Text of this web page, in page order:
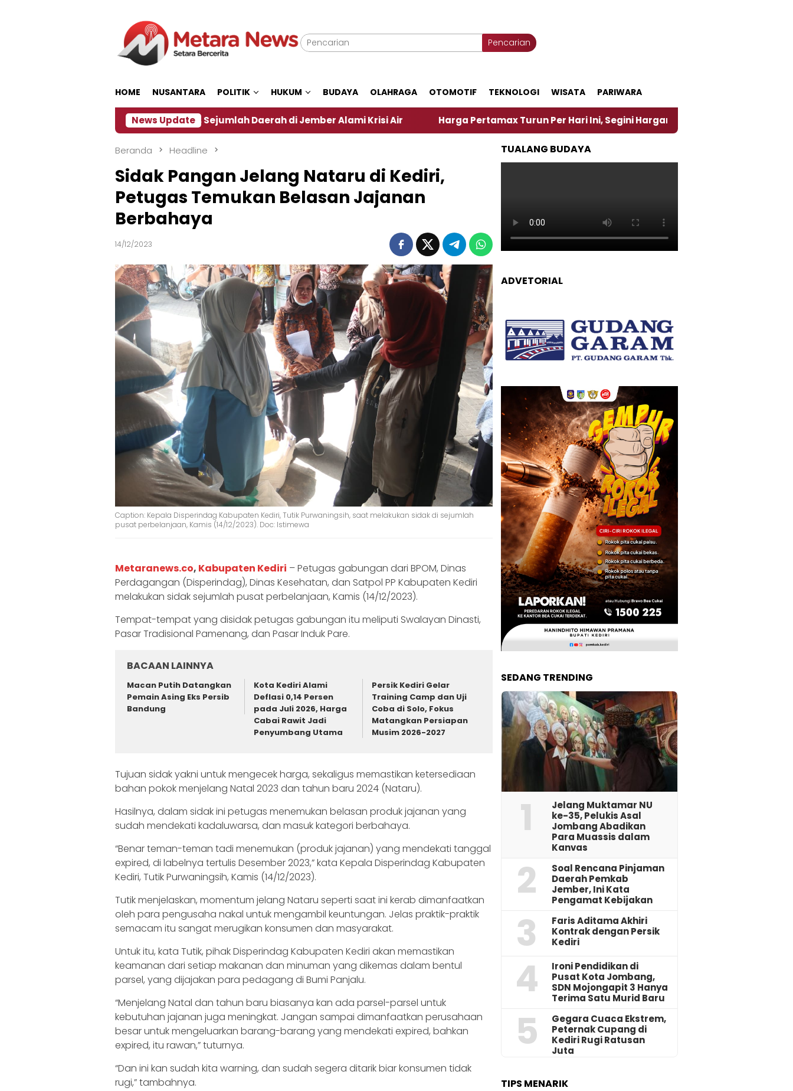
Pencarian
HOME NUSANTARA POLITIK HUKUM BUDAYA OLAHRAGA OTOMOTIF TEKNOLOGI WISATA PARIWARA
News Update
Dampak El Nino, Sejumlah Daerah di Jember Alami Krisi Air Harga Pertamax Turun Per Hari Ini, Segini Harganya ‎Nasirun Maestro Lukis
Beranda Headline
Sidak Pangan Jelang Nataru di Kediri,
Petugas Temukan Belasan Jajanan
Berbahaya
14/12/2023
Caption: Kepala Disperindag Kabupaten Kediri, Tutik Purwaningsih, saat melakukan sidak di sejumlah
pusat perbelanjaan, Kamis (14/12/2023). Doc: Istimewa
Metaranews.co, Kabupaten Kediri – Petugas gabungan dari BPOM, Dinas
Perdagangan (Disperindag), Dinas Kesehatan, dan Satpol PP Kabupaten Kediri
melakukan sidak sejumlah pusat perbelanjaan, Kamis (14/12/2023).
Tempat-tempat yang disidak petugas gabungan itu meliputi Swalayan Dinasti,
Pasar Tradisional Pamenang, dan Pasar Induk Pare.
BACAAN LAINNYA
Macan Putih Datangkan
Pemain Asing Eks Persib
Bandung
Kota Kediri Alami
Deflasi 0,14 Persen
pada Juli 2026, Harga
Cabai Rawit Jadi
Penyumbang Utama
Persik Kediri Gelar
Training Camp dan Uji
Coba di Solo, Fokus
Matangkan Persiapan
Musim 2026-2027
Tujuan sidak yakni untuk mengecek harga, sekaligus memastikan ketersediaan
bahan pokok menjelang Natal 2023 dan tahun baru 2024 (Nataru).
Hasilnya, dalam sidak ini petugas menemukan belasan produk jajanan yang
sudah mendekati kadaluwarsa, dan masuk kategori berbahaya.
“Benar teman-teman tadi menemukan (produk jajanan) yang mendekati tanggal
expired, di labelnya tertulis Desember 2023,” kata Kepala Disperindag Kabupaten
Kediri, Tutik Purwaningsih, Kamis (14/12/2023).
Tutik menjelaskan, momentum jelang Nataru seperti saat ini kerab dimanfaatkan
oleh para pengusaha nakal untuk mengambil keuntungan. Jelas praktik-praktik
semacam itu sangat merugikan konsumen dan masyarakat.
Untuk itu, kata Tutik, pihak Disperindag Kabupaten Kediri akan memastikan
keamanan dari setiap makanan dan minuman yang dikemas dalam bentul
parsel, yang dijajakan para pedagang di Bumi Panjalu.
“Menjelang Natal dan tahun baru biasanya kan ada parsel-parsel untuk
kebutuhan jajanan juga meningkat. Jangan sampai dimanfaatkan perusahaan
besar untuk mengeluarkan barang-barang yang mendekati expired, bahkan
expired, itu rawan,” tuturnya.
“Dan ini kan sudah kita warning, dan sudah segera ditarik biar konsumen tidak
rugi,” tambahnya.
TUALANG BUDAYA
ADVETORIAL
SEDANG TRENDING
1
Jelang Muktamar NU
ke-35, Pelukis Asal
Jombang Abadikan
Para Muassis dalam
Kanvas
2
‎Soal Rencana Pinjaman
Daerah Pemkab
Jember, Ini Kata
Pengamat Kebijakan ‎
3
Faris Aditama Akhiri
Kontrak dengan Persik
Kediri
4
Ironi Pendidikan di
Pusat Kota Jombang,
SDN Mojongapit 3 Hanya
Terima Satu Murid Baru
5
‎Gegara Cuaca Ekstrem,
Peternak Cupang di
Kediri Rugi Ratusan
Juta
TIPS MENARIK